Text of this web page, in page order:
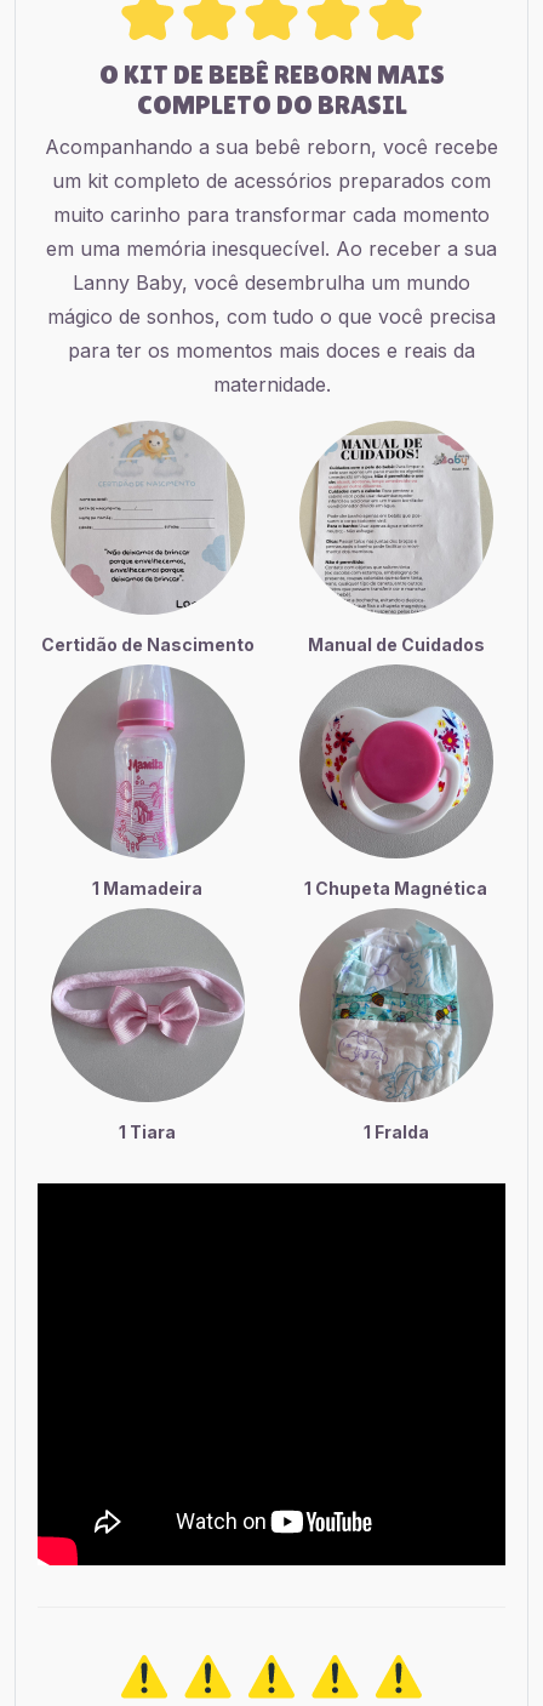
O KIT DE BEBÊ REBORN MAIS
COMPLETO DO BRASIL
Acompanhando a sua bebê reborn, você recebe
um kit completo de acessórios preparados com
muito carinho para transformar cada momento
em uma memória inesquecível. Ao receber a sua
Lanny Baby, você desembrulha um mundo
mágico de sonhos, com tudo o que você precisa
para ter os momentos mais doces e reais da
maternidade.
Certidão de Nascimento Manual de Cuidados
1 Mamadeira 1 Chupeta Magnética
1 Tiara 1 Fralda